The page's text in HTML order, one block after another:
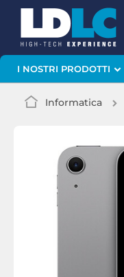
I NOSTRI PRODOTTI
Informatica